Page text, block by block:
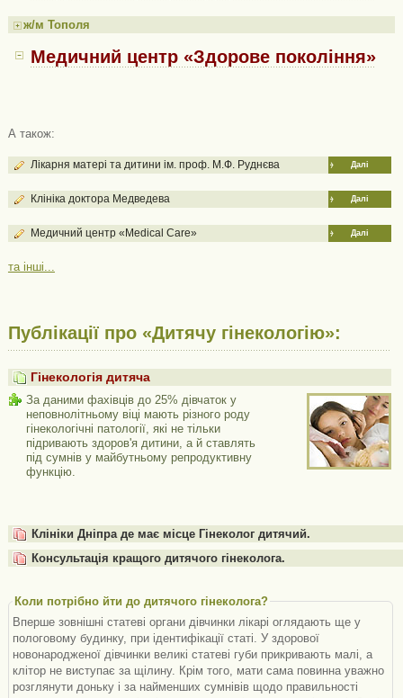
ж/м Тополя
Медичний центр «Здорове покоління»
А також:
Далі
Лікарня матері та дитини ім. проф. М.Ф. Руднєва
Далі
Клініка доктора Медведева
Далі
Медичний центр «Medical Care»
та інші...
Публікації про «Дитячу гінекологію»:
Гінекологія дитяча
За даними фахівців до 25% дівчаток у
неповнолітньому віці мають різного роду
гінекологічні патології, які не тільки
підривають здоров'я дитини, а й ставлять
під сумнів у майбутньому репродуктивну
функцію.
Клініки Дніпра де має місце Гінеколог дитячий.
Консультація кращого дитячого гінеколога.
Коли потрібно йти до дитячого гінеколога?
Вперше зовнішні статеві органи дівчинки лікарі оглядають ще у
пологовому будинку, при ідентифікації статі. У здорової
новонародженої дівчинки великі статеві губи прикривають малі, а
клітор не виступає за щілину. Крім того, мати сама повинна уважно
розглянути доньку і за найменших сумнівів щодо правильності